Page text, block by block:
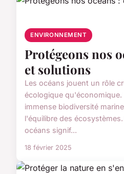
ENVIRONNEMENT
Protégeons nos
et solutions
Les océans jouent un rôle
écologique qu'économique.
immense biodiversité
l'équilibre des
océans signif...
18 février 2025